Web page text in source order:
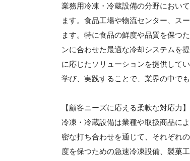
業務用冷凍・冷蔵設備の分野におい
ます。食品工場や物流センター、ス
ます。特に食品の鮮度や品質を保つ
ンに合わせた最適な冷却システムを
に応じたソリューションを提供して
学び、実践することで、業界の中で
【顧客ニーズに応える柔軟な対応力】
冷凍・冷蔵設備は業種や取扱商品に
密な打ち合わせを通じて、それぞれ
度を保つための急速冷凍設備、製菓